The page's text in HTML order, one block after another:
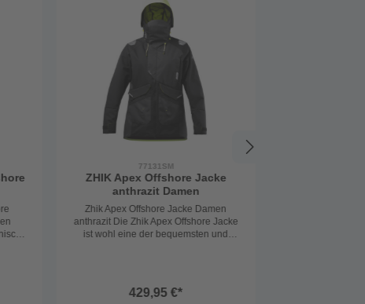
77131SM
ZHIK Apex Offshore Jacke
anthrazit Damen
Zhik Apex Offshore Jacke Damen
anthrazit Die Zhik Apex Offshore Jacke
ist wohl eine der bequemsten und
wasserdichte, atmungsaktive und
429,95 €*